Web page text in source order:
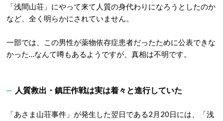
「浅間山荘」にやって来て人質の身代わりになろうとしたのか
など、全く明らかにされていません。
一部では、この男性が薬物依存症患者だったために公表できな
かった…なんて噂もあるようですが、真相は不明です。
人質救出・鎮圧作戦は実は着々と進行していた
「あさま山荘事件」が発生した翌日である2月20日には、「浅